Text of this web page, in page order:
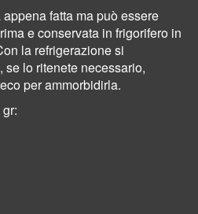
fatta ma può essere
e conservata in frigorifero in
la refrigerazione si
lo ritenete necessario,
per ammorbidirla.